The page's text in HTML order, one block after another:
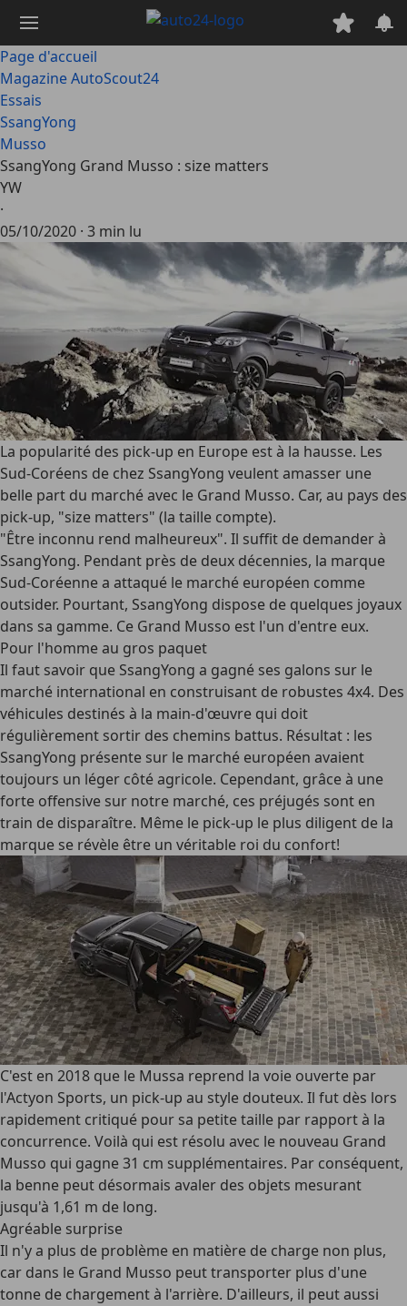
contenu
principal
Page d'accueil
Magazine AutoScout24
Essais
SsangYong
Musso
SsangYong Grand Musso : size matters
YW
·
05/10/2020 · 3 min lu
La popularité des pick-up en Europe est à la hausse. Les
Sud-Coréens de chez SsangYong veulent amasser une
belle part du marché avec le Grand Musso. Car, au pays des
pick-up, "size matters" (la taille compte).
"Être inconnu rend malheureux". Il suffit de demander à
SsangYong. Pendant près de deux décennies, la marque
Sud-Coréenne a attaqué le marché européen comme
outsider. Pourtant, SsangYong dispose de quelques joyaux
dans sa gamme. Ce Grand Musso est l'un d'entre eux.
Pour l'homme au gros paquet
Il faut savoir que SsangYong a gagné ses galons sur le
marché international en construisant de robustes 4x4. Des
véhicules destinés à la main-d'œuvre qui doit
régulièrement sortir des chemins battus. Résultat : les
SsangYong présente sur le marché européen avaient
toujours un léger côté agricole. Cependant, grâce à une
forte offensive sur notre marché, ces préjugés sont en
train de disparaître. Même le pick-up le plus diligent de la
marque se révèle être un véritable roi du confort!
C'est en 2018 que le Mussa reprend la voie ouverte par
l'Actyon Sports, un pick-up au style douteux. Il fut dès lors
rapidement critiqué pour sa petite taille par rapport à la
concurrence. Voilà qui est résolu avec le nouveau Grand
Musso qui gagne 31 cm supplémentaires. Par conséquent,
la benne peut désormais avaler des objets mesurant
jusqu'à 1,61 m de long.
Agréable surprise
Il n'y a plus de problème en matière de charge non plus,
car dans le Grand Musso peut transporter plus d'une
tonne de chargement à l'arrière. D'ailleurs, il peut aussi